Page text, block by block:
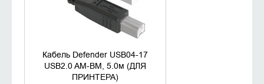
Кабель Defender USB04-17
USB2.0 AM-BM, 5.0м (ДЛЯ
ПРИНТЕРА)